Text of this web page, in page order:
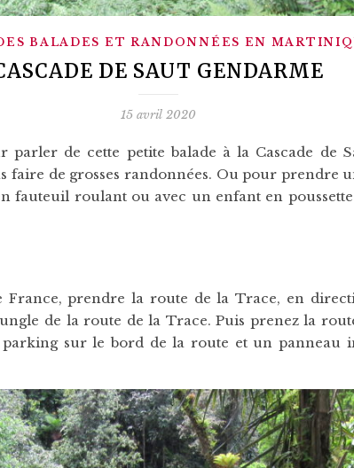
BALADES ET RANDONNÉES EN
DE SAUT GENDARME
15 avril 2020
parler de cette petite balade à la Cascade de
faire de grosses randonnées. Ou pour prendre
fauteuil roulant ou avec un enfant en
prendre la route de la Trace, en
de la route de la Trace. Puis prenez la
sur le bord de la route et un panneau